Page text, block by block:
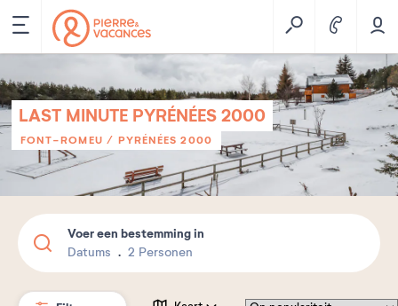
LAST MINUTE PYRÉNÉES 2000
FONT-ROMEU / PYRÉNÉES 2000
Voer een bestemming in
Datums 2 Personen